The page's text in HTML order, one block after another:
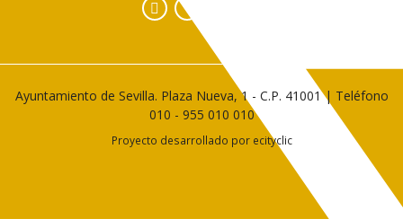
Facebook
Ayuntamiento de Sevilla. Plaza Nueva, 1 - C.P. 41001 | Teléfono
010 - 955 010 010
Proyecto desarrollado por ecityclic